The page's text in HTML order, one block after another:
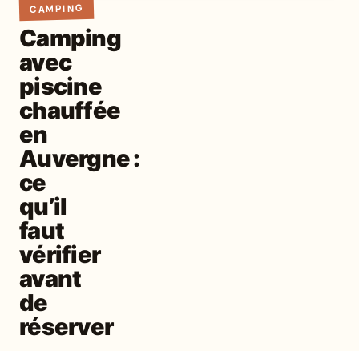
CAMPING
Camping
avec
piscine
chauffée
en
Auvergne :
ce
qu’il
faut
vérifier
avant
de
réserver